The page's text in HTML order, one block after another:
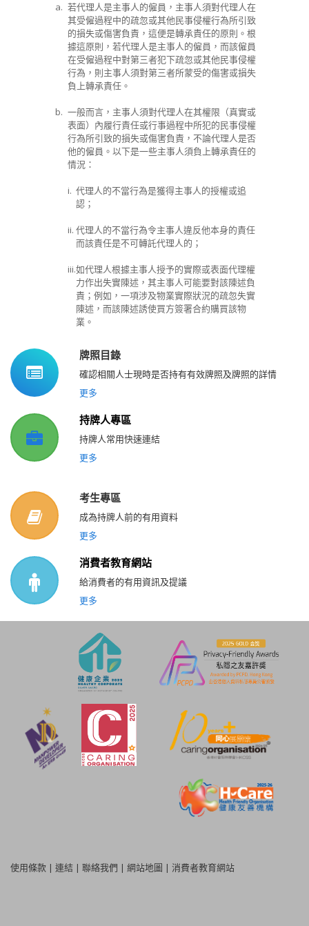
a. 若代理人是主事人的僱員，主事人須對代理人在
其受僱過程中的疏忽或其他民事侵權行為所引致
的損失或傷害負責，這便是轉承責任的原則。根
據這原則，若代理人是主事人的僱員，而該僱員
在受僱過程中對第三者犯下疏忽或其他民事侵權
行為，則主事人須對第三者所蒙受的傷害或損失
負上轉承責任。
b. 一般而言，主事人須對代理人在其權限（真實或
表面）內履行責任或行事過程中所犯的民事侵權
行為所引致的損失或傷害負責，不論代理人是否
他的僱員。以下是一些主事人須負上轉承責任的
情況：
i. 代理人的不當行為是獲得主事人的授權或追
認；
ii. 代理人的不當行為令主事人違反他本身的責任
而該責任是不可轉託代理人的；
iii.如代理人根據主事人授予的實際或表面代理權
力作出失實陳述，其主事人可能要對該陳述負
責；例如，一項涉及物業實際狀況的疏忽失實
陳述，而該陳述誘使買方簽署合約購買該物
業。
牌照目錄
確認相關人士現時是否持有有效牌照及牌照的詳情
更多
持牌人專區
持牌人常用快速連結
更多
考生專區
成為持牌人前的有用資料
更多
消費者教育網站
給消費者的有用資訊及提議
更多
使用條款 | 連結 | 聯絡我們 | 網站地圖 | 消費者教育網站